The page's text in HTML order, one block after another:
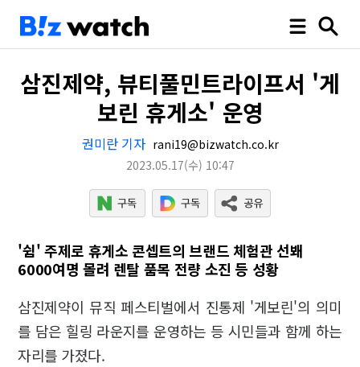
삼진제약, 뷰티풀민트라이프서 '게
보린 휴게소' 운영
권미란 기자 rani19@bizwatch.co.kr
2023.05.17(수) 10:47
'쉼' 주제로 휴게소 콘셉트의 브랜드 체험관 선봬
6000여명 몰려 렌탈 품목 전량 소진 등 성황
삼진제약이 뮤직 페스티벌에서 진통제 '게보린'의 의미
를 담은 힐링 라운지를 운영하는 등 시민들과 함께 하는
자리를 가졌다.